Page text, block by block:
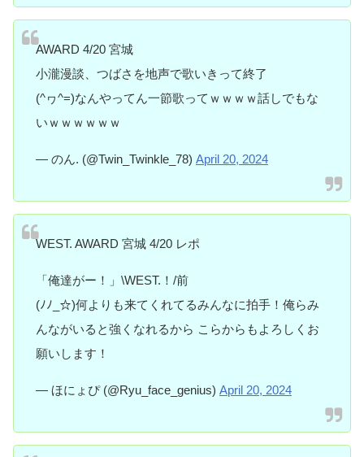
AWARD 4/20 宮城
小瀧漫談、つばさを地声で歌いきって終了
(^ヮ^=)なんやってん一節歌ってｗｗｗｗ話しでもな
いｗｗｗｗｗｗ
— のん. (@Twin_Twinkle_78) April 20, 2024
WEST. AWARD 宮城 4/20 レポ
「俺達がー！」\WEST.！/前
(ﾉﾉ_☆)何よりも来てくれてるみんなに拍手！俺らみ
んながいると強くなれるから こらからもよろしくお
願いします！
— ほにょぴ (@Ryu_face_genius) April 20, 2024